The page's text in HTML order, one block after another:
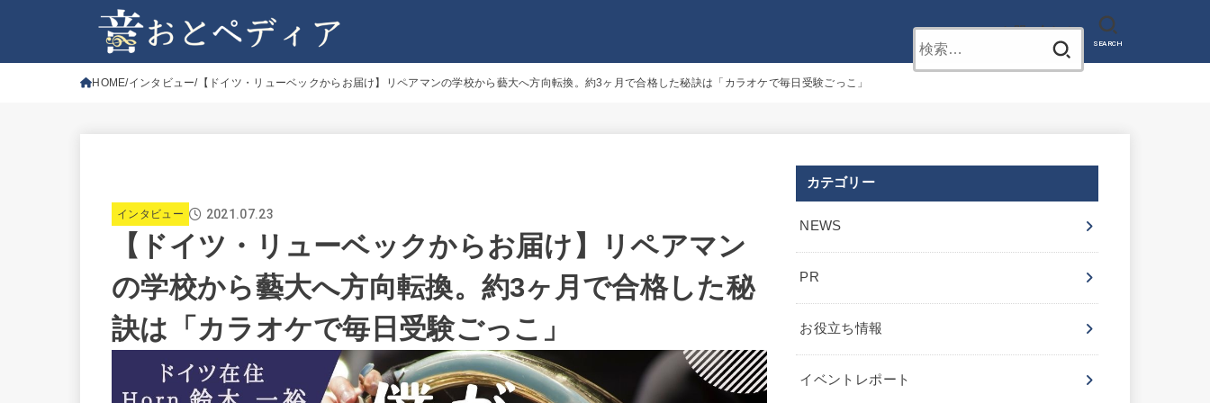
お問い合わせ
SEARCH
HOME インタビュー 【ドイツ・リューベックからお届け】リペアマンの学校から藝大へ方向転換。約3ヶ月で合格した秘訣は「カラオケで毎日受験ごっこ」
インタビュー 2021.07.23
【ドイツ・リューベックからお届け】リペアマン
の学校から藝大へ方向転換。約3ヶ月で合格した秘
訣は「カラオケで毎日受験ごっこ」
カテゴリー
NEWS
PR
お役立ち情報
イベントレポート